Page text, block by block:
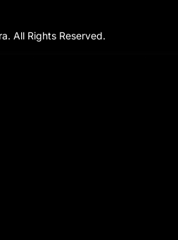
All Rights Reserved.